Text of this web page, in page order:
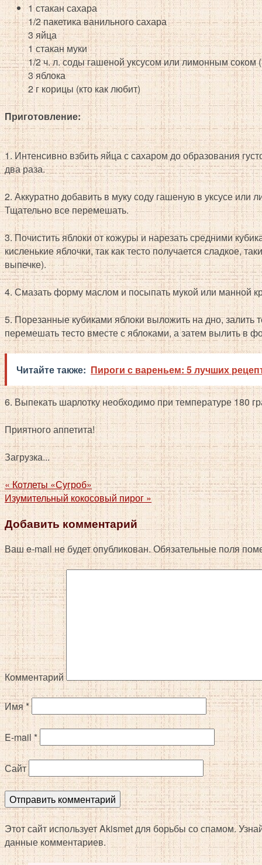
1 стакан сахара
1/2 пакетика ванильного сахара
3 яйца
1 стакан муки
1/2 ч. л. соды гашеной уксусом или лимонным соком
3 яблока
2 г корицы (кто как любит)
Приготовление:
1. Интенсивно взбить яйца с сахаром до образования
два раза.
2. Аккуратно добавить в муку соду гашеную в уксусе или
Тщательно все перемешать.
3. Почистить яблоки от кожуры и нарезать средними
кисленькие яблочки, так как тесто получается сладкое,
выпечке).
4. Смазать форму маслом и посыпать мукой или манной
5. Порезанные кубиками яблоки выложить на дно, залить
перемешать тесто вместе с яблоками, а затем вылить в
Читайте также: Пироги с вареньем: 5 лучших
6. Выпекать шарлотку необходимо при температуре 180
Приятного аппетита!
Загрузка...
«Котлеты «Сугроб»
Изумительный кокосовый пирог»
Добавить комментарий
Ваш e-mail не будет опубликован.Обязательные поля
Комментарий
Имя*
E-mail*
Сайт
Этот сайт использует Akismet для борьбы со спамом.
данные комментариев.